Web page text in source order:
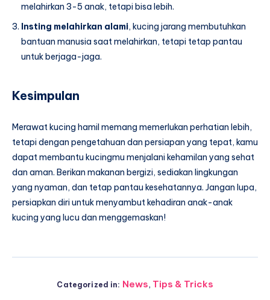
melahirkan 3-5 anak, tetapi bisa lebih.
Insting melahirkan alami, kucing jarang membutuhkan
bantuan manusia saat melahirkan, tetapi tetap pantau
untuk berjaga-jaga.
Kesimpulan
Merawat kucing hamil memang memerlukan perhatian lebih,
tetapi dengan pengetahuan dan persiapan yang tepat, kamu
dapat membantu kucingmu menjalani kehamilan yang sehat
dan aman. Berikan makanan bergizi, sediakan lingkungan
yang nyaman, dan tetap pantau kesehatannya. Jangan lupa,
persiapkan diri untuk menyambut kehadiran anak-anak
kucing yang lucu dan menggemaskan!
Categorized in: News, Tips & Tricks